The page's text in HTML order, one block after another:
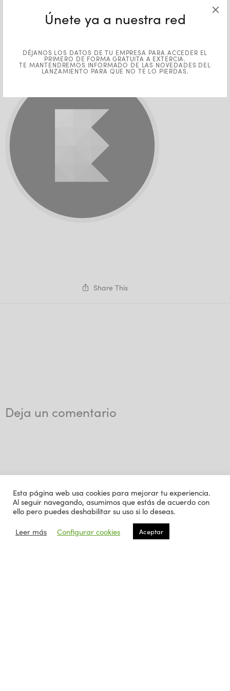
Únete ya a nuestra red
DÉJANOS LOS DATOS DE TU EMPRESA PARA ACCEDER EL
PRIMERO DE FORMA GRATUITA A EXTERCIA.
TE MANTENDREMOS INFORMADO DE LAS NOVEDADES DEL
LANZAMIENTO PARA QUE NO TE LO PIERDAS.
Light-Translucent
Share This
Deja un comentario
Esta página web usa cookies para mejorar tu experiencia.
Al seguir navegando, asumimos que estás de acuerdo con
ello pero puedes deshabilitar su uso si lo deseas.
Leer más
Configurar cookies Aceptar